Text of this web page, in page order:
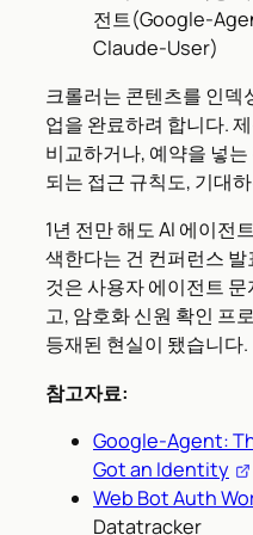
전트(Google-
Claude-User)
크롤러는 콘텐츠를 인덱
업을 완료하려 합니다.
비교하거나, 예약을 넣
되는 접근 규칙도, 기대
1년 전만 해도 AI 에이전
색한다는 건 컨퍼런스
것은 사용자 에이전트
고, 암호화 신원 확인 프
등재된 현실이 됐습니다.
참고자료:
Google-Agent:
Got an Identity
Web Bot Auth
Datatracker